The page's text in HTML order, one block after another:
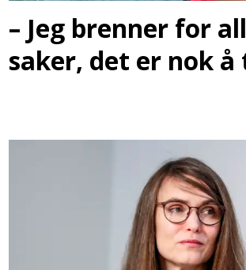
– Jeg brenner for
saker, det er nok å